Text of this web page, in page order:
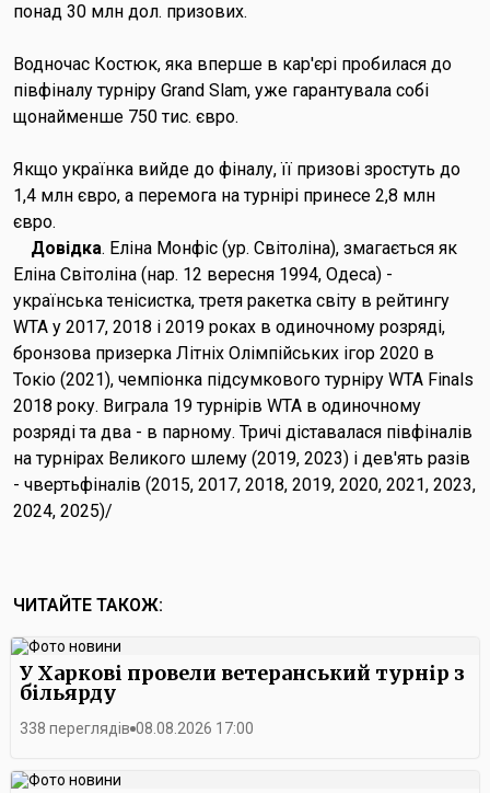
понад 30 млн дол. призових.
Водночас Костюк, яка вперше в кар'єрі пробилася до
півфіналу турніру Grand Slam, уже гарантувала собі
щонайменше 750 тис. євро.
Якщо українка вийде до фіналу, її призові зростуть до
1,4 млн євро, а перемога на турнірі принесе 2,8 млн
євро.
Довідка. Еліна Монфіс (ур. Світоліна), змагається як
Еліна Світоліна (нар. 12 вересня 1994, Одеса) -
українська тенісистка, третя ракетка світу в рейтингу
WTA у 2017, 2018 і 2019 роках в одиночному розряді,
бронзова призерка Літніх Олімпійських ігор 2020 в
Токіо (2021), чемпіонка підсумкового турніру WTA Finals
2018 року. Виграла 19 турнірів WTA в одиночному
розряді та два - в парному. Тричі діставалася півфіналів
на турнірах Великого шлему (2019, 2023) і дев'ять разів
- чвертьфіналів (2015, 2017, 2018, 2019, 2020, 2021, 2023,
2024, 2025)/
ЧИТАЙТЕ ТАКОЖ:
У Харкові провели ветеранський турнір з
більярду
338 переглядів 08.08.2026 17:00